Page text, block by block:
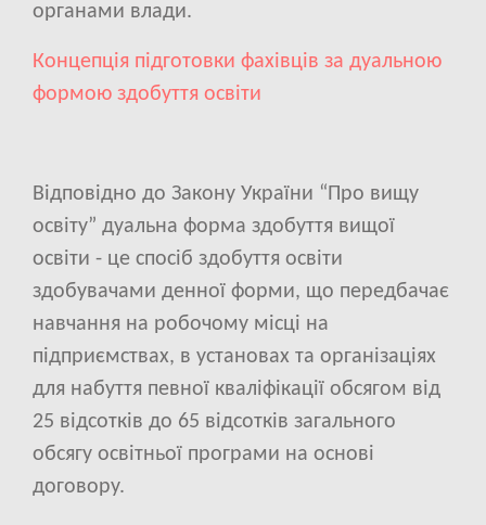
органами влади.
Концепція підготовки фахівців за дуальною
формою здобуття освіти
Відповідно до Закону України “Про вищу
освіту” дуальна форма здобуття вищої
освіти - це спосіб здобуття освіти
здобувачами денної форми, що передбачає
навчання на робочому місці на
підприємствах, в установах та організаціях
для набуття певної кваліфікації обсягом від
25 відсотків до 65 відсотків загального
обсягу освітньої програми на основі
договору.